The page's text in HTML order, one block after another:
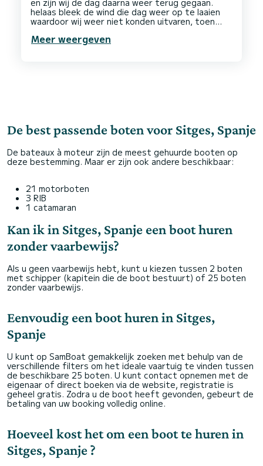
en zijn wij de dag daarna weer terug gegaan.
helaas bleek de wind die dag weer op te laaien
waardoor wij weer niet konden uitvaren, toen
upgrate met kapitein.
Meer weergeven
De best passende boten voor Sitges, Spanje
De bateaux à moteur zijn de meest gehuurde booten op
deze bestemming. Maar er zijn ook andere beschikbaar:
21 motorboten
3 RIB
1 catamaran
Kan ik in Sitges, Spanje een boot huren
zonder vaarbewijs?
Als u geen vaarbewijs hebt, kunt u kiezen tussen 2 boten
met schipper (kapitein die de boot bestuurt) of 25 boten
zonder vaarbewijs.
Eenvoudig een boot huren in Sitges,
Spanje
U kunt op SamBoat gemakkelijk zoeken met behulp van de
verschillende filters om het ideale vaartuig te vinden tussen
de beschikbare 25 boten. U kunt contact opnemen met de
eigenaar of direct boeken via de website, registratie is
geheel gratis. Zodra u de boot heeft gevonden, gebeurt de
betaling van uw booking volledig online.
Hoeveel kost het om een boot te huren in
Sitges, Spanje ?